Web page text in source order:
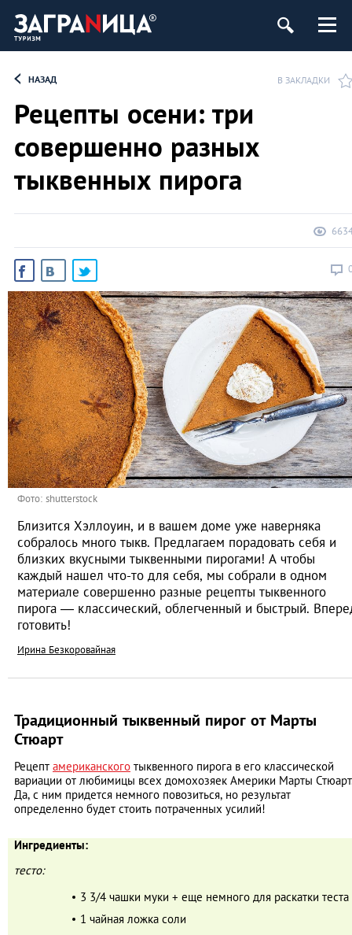
НАЗАД В ЗАКЛАДКИ
Рецепты осени: три
совершенно разных
тыквенных пирога
Фото: shutterstock
Близится Хэллоуин, и в вашем доме уже наверняка
собралось много тыкв. Предлагаем порадовать себя и
близких вкусными тыквенными пирогами! А чтобы
каждый нашел что-то для себя, мы собрали в одном
материале совершенно разные рецепты тыквенного
пирога — классический, облегченный и быстрый.
готовить!
Ирина Безкоровайная
Традиционный тыквенный пирог от Марты
Стюарт
Рецепт американского тыквенного пирога в его классической
вариации от любимицы всех домохозяек Америки Марты
Да, с ним придется немного повозиться, но результат
определенно будет стоить потраченных усилий!
Ингредиенты:
тесто:
3 3/4 чашки муки + еще немного для раскатки теста
1 чайная ложка соли